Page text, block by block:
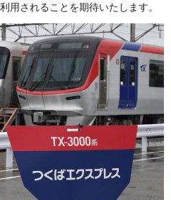
用されることを期待いたします。